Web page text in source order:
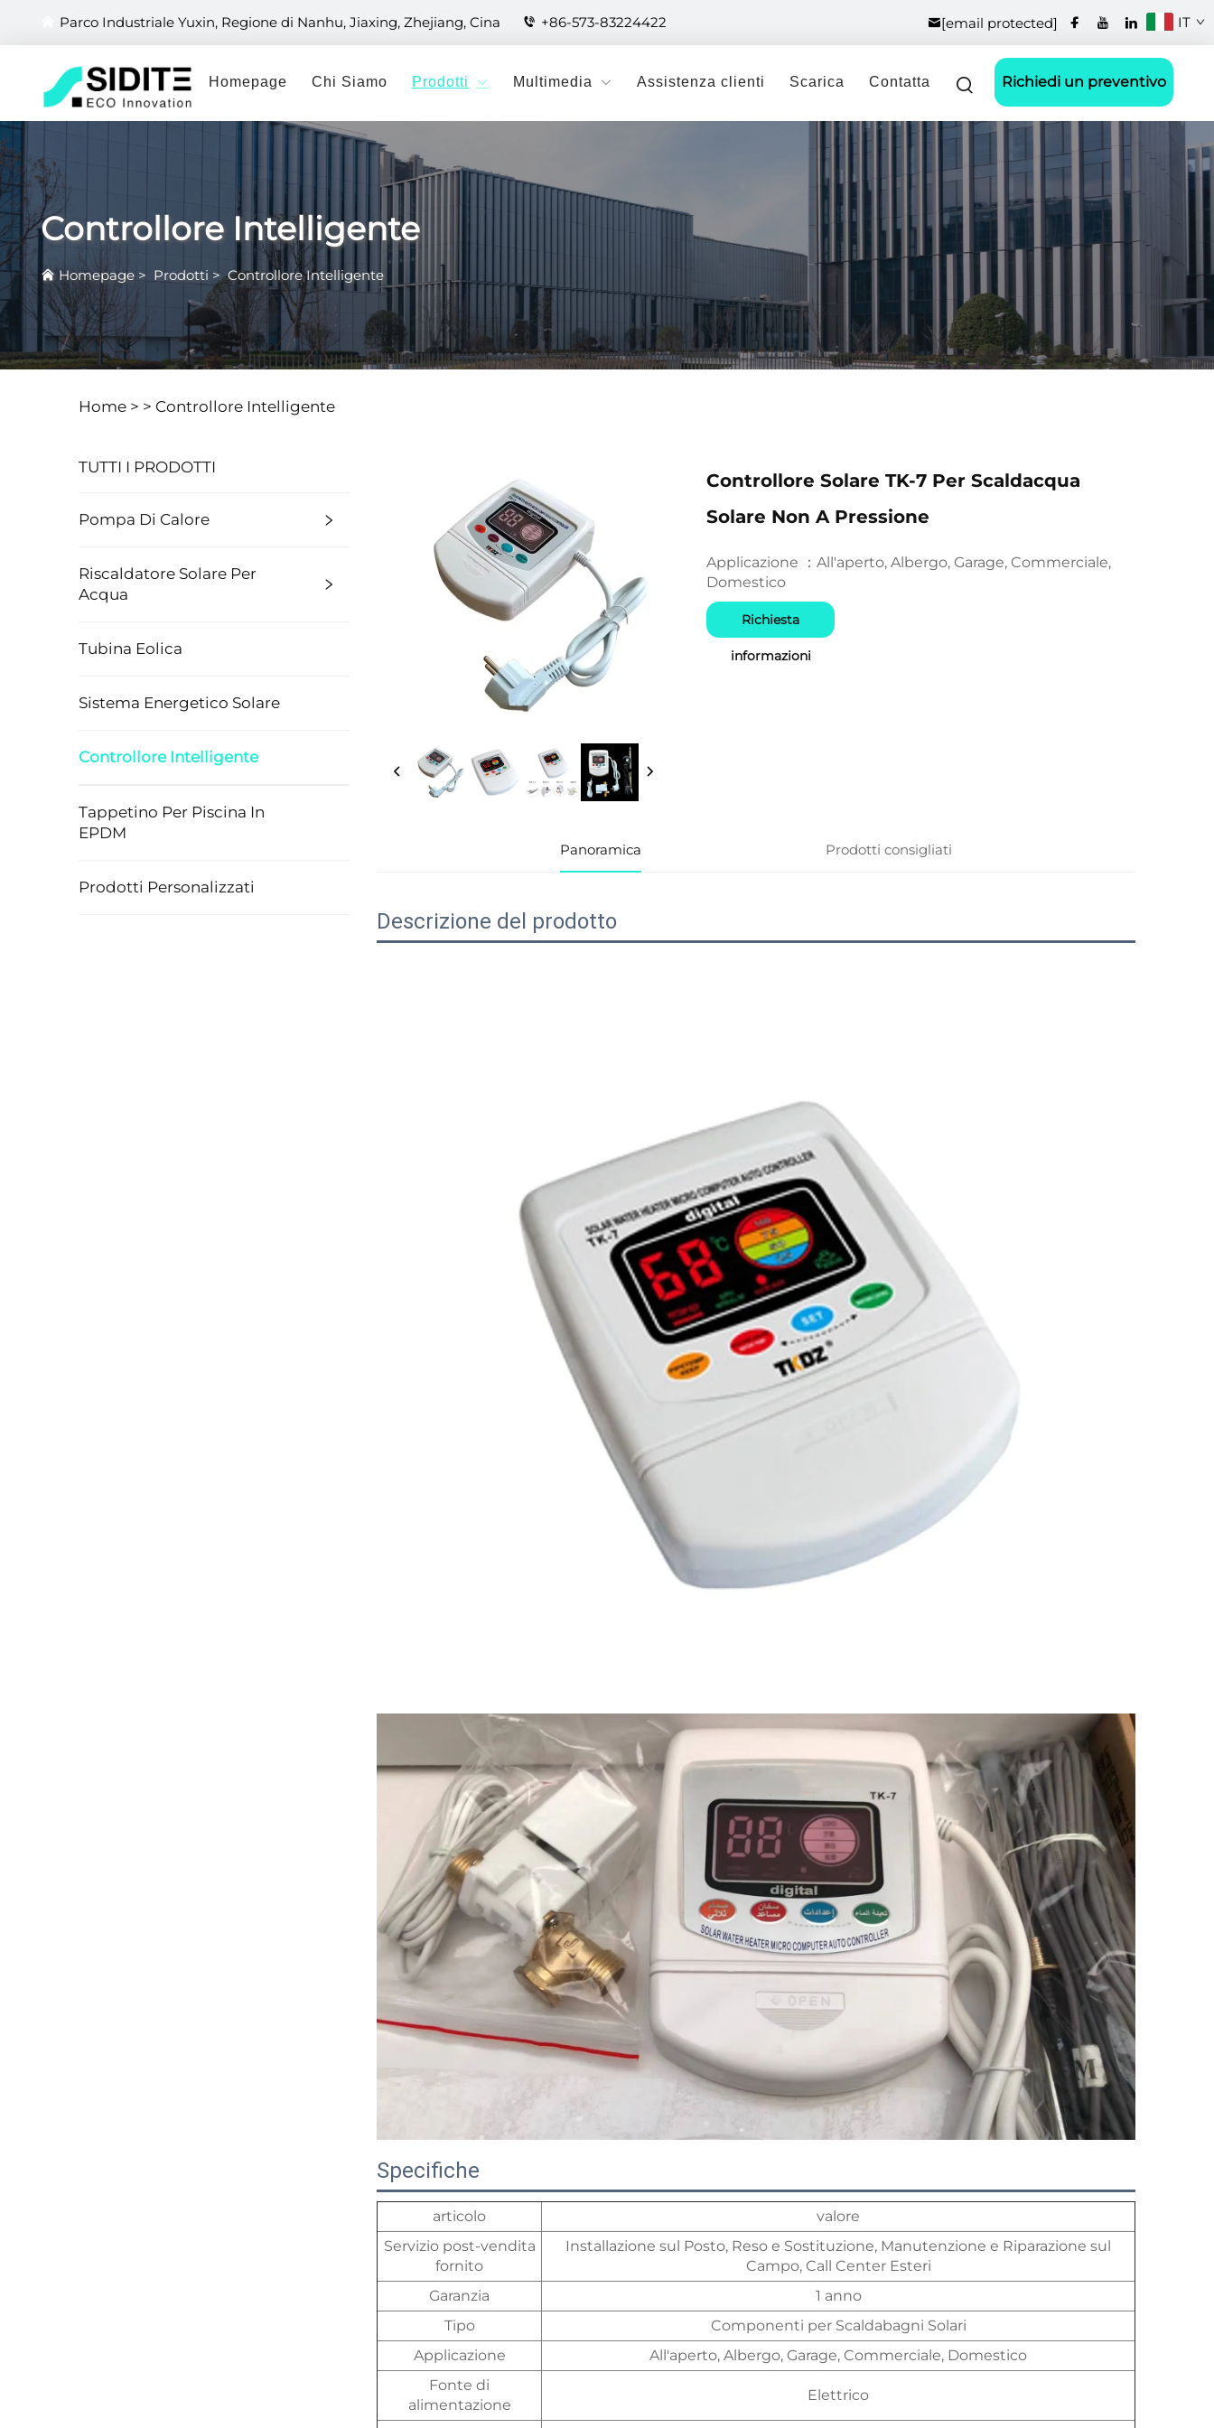
Parco Industriale Yuxin, Regione di Nanhu, Jiaxing, Zhejiang, Cina +86-573-83224422 [email protected] IT
Homepage Chi Siamo Prodotti Multimedia Assistenza clienti Scarica Contatta Richiedi un preventivo
Controllore Intelligente
Homepage > Prodotti >Controllore Intelligente
Home > > Controllore Intelligente
TUTTI I PRODOTTI
Pompa Di Calore
Riscaldatore Solare Per
Acqua
Tubina Eolica
Sistema Energetico Solare
Controllore Intelligente
Tappetino Per Piscina In
EPDM
Prodotti Personalizzati
Controllore Solare TK-7 Per Scaldacqua
Solare Non A Pressione
Applicazione ： All'aperto, Albergo, Garage, Commerciale,
Domestico
Richiesta
informazioni
Panoramica Prodotti consigliati
Descrizione del prodotto
Specifiche
articolo
valore
Servizio post-vendita
fornito
Installazione sul Posto, Reso e Sostituzione, Manutenzione e Riparazione sul
Campo, Call Center Esteri
Garanzia
1 anno
Tipo
Componenti per Scaldabagni Solari
Applicazione
All'aperto, Albergo, Garage, Commerciale, Domestico
Fonte di
alimentazione
Elettrico